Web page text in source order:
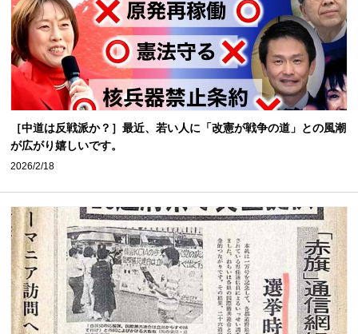
［中道は反戦派か？］最近、若い人に「改憲が戦争の道」との風潮
が広がり嬉しいです。
2026/2/18